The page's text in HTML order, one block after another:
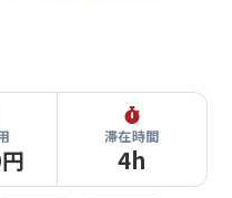
滞在時間
4h